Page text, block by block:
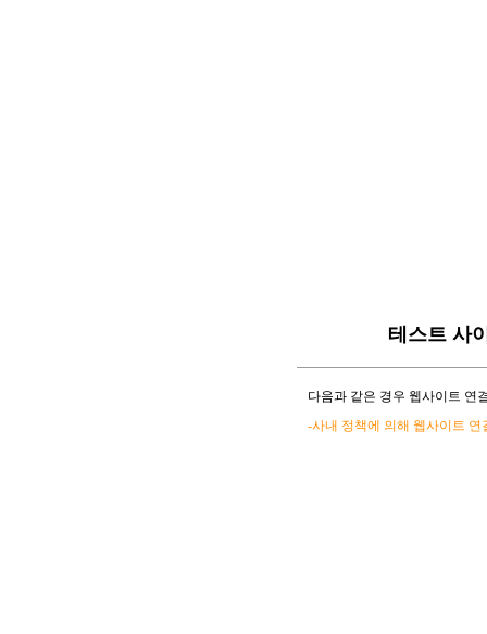
테스트 사
다음과 같은 경우 웹사이트 연
-사내 정책에 의해 웹사이트